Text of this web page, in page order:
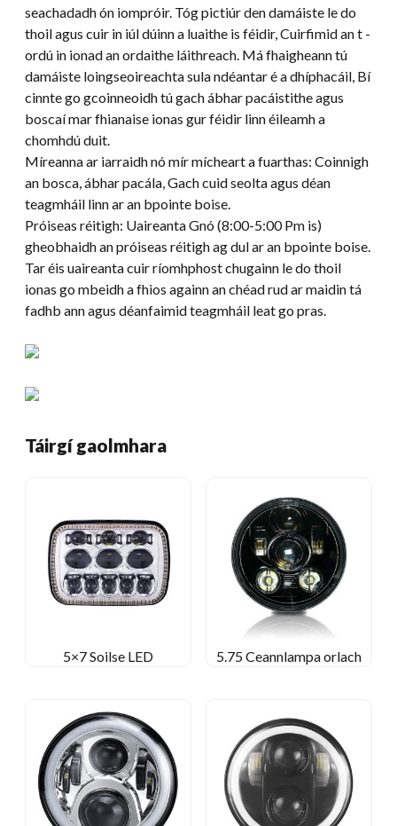
seachadadh ón iompróir. Tóg pictiúr den damáiste le do
thoil agus cuir in iúl dúinn a luaithe is féidir, Cuirfimid an t -
ordú in ionad an ordaithe láithreach. Má fhaigheann tú
damáiste loingseoireachta sula ndéantar é a dhíphacáil, Bí
cinnte go gcoinneoidh tú gach ábhar pacáistithe agus
boscaí mar fhianaise ionas gur féidir linn éileamh a
chomhdú duit.
Míreanna ar iarraidh nó mír mícheart a fuarthas: Coinnigh
an bosca, ábhar pacála, Gach cuid seolta agus déan
teagmháil linn ar an bpointe boise.
Próiseas réitigh: Uaireanta Gnó (8:00-5:00 Pm is)
gheobhaidh an próiseas réitigh ag dul ar an bpointe boise.
Tar éis uaireanta cuir ríomhphost chugainn le do thoil
ionas go mbeidh a fhios againn an chéad rud ar maidin tá
fadhb ann agus déanfaimid teagmháil leat go pras.
Táirgí gaolmhara
5×7 Soilse LED 5.75 Ceannlampa orlach